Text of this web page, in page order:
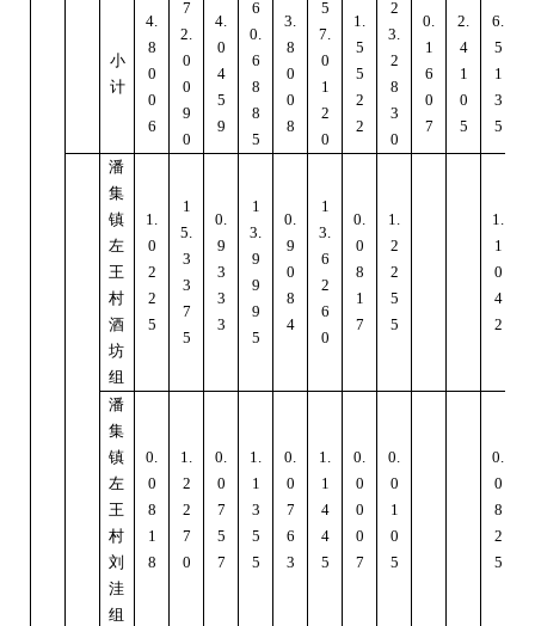
小
计
4.
8
0
0
6
7
2.
0
0
9
0
4.
0
4
5
9
6
0.
6
8
8
5
3.
8
0
0
8
5
7.
0
1
2
0
1.
5
5
2
2
2
3.
2
8
3
0
0.
1
6
0
7
2.
4
1
0
5
6.
5
1
3
5
潘
集
镇
左
王
村
酒
坊
组
1.
0
2
2
5
1
5.
3
3
7
5
0.
9
3
3
3
1
3.
9
9
9
5
0.
9
0
8
4
1
3.
6
2
6
0
0.
0
8
1
7
1.
2
2
5
5
1.
1
0
4
2
潘
集
镇
左
王
村
刘
洼
组
0.
0
8
1
8
1.
2
2
7
0
0.
0
7
5
7
1.
1
3
5
5
0.
0
7
6
3
1.
1
4
4
5
0.
0
0
0
7
0.
0
1
0
5
0.
0
8
2
5